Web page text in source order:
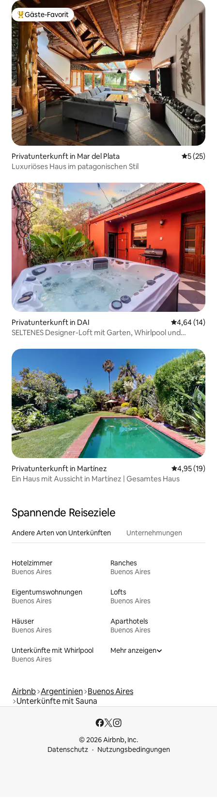
Beliebter Gäste-Favorit.
Gäste-Favorit
Privatunterkunft in Mar del Plata
5 (25)
Luxuriöses Haus im patagonischen Stil
Privatunterkunft in DAI
4,64 (14)
SELTENES Designer-Loft mit Garten, Whirlpool und
Privatunterkunft in Martínez
4,95 (19)
Ein Haus mit Aussicht in Martínez | Gesamtes Haus
Spannende Reiseziele
Andere Arten von Unterkünften Unternehmungen
Hotelzimmer
Buenos Aires
Ranches
Buenos Aires
Eigentumswohnungen
Buenos Aires
Lofts
Buenos Aires
Häuser
Buenos Aires
Aparthotels
Buenos Aires
Unterkünfte mit Whirlpool
Buenos Aires
Mehr anzeigen
Airbnb Argentinien Buenos Aires
Unterkünfte mit Sauna
© 2026 Airbnb, Inc.
Datenschutz
Nutzungsbedingungen